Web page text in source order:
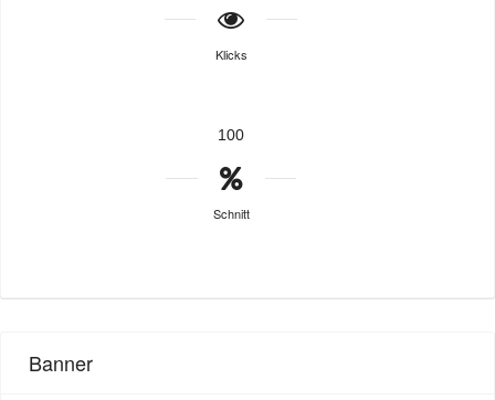
Klicks
100
Schnitt
Banner